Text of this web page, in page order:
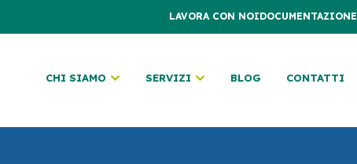
LAVORA CON NOIDOCUMENTAZIONE
CHI SIAMO SERVIZI BLOG CONTATTI